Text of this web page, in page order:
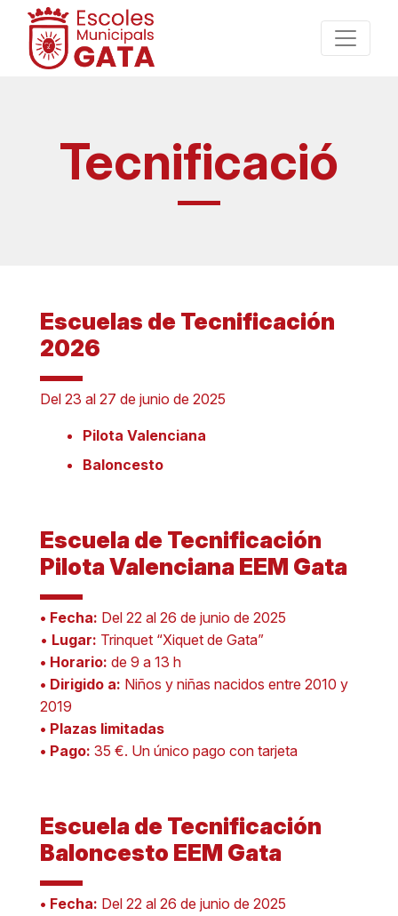
Tecnificació
Escuelas de Tecnificación
2026
Del 23 al 27 de junio de 2025
Pilota Valenciana
Baloncesto
Escuela de Tecnificación
Pilota Valenciana EEM Gata
• Fecha: Del 22 al 26 de junio de 2025
• Lugar: Trinquet “Xiquet de Gata”
• Horario: de 9 a 13 h
• Dirigido a: Niños y niñas nacidos entre 2010 y
2019
• Plazas limitadas
• Pago: 35 €. Un único pago con tarjeta
Escuela de Tecnificación
Baloncesto EEM Gata
• Fecha: Del 22 al 26 de junio de 2025